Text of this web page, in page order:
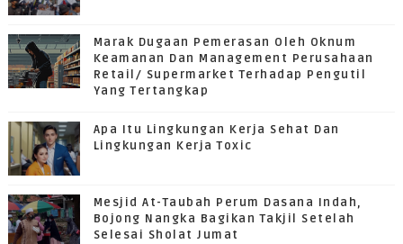
Marak Dugaan Pemerasan Oleh Oknum
Keamanan Dan Management Perusahaan
Retail/ Supermarket Terhadap Pengutil
Yang Tertangkap
Apa Itu Lingkungan Kerja Sehat Dan
Lingkungan Kerja Toxic
Mesjid At-Taubah Perum Dasana Indah,
Bojong Nangka Bagikan Takjil Setelah
Selesai Sholat Jumat